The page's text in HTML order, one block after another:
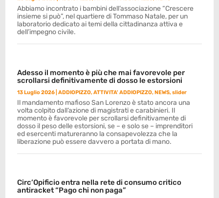
Abbiamo incontrato i bambini dell’associazione “Crescere
insieme si può”, nel quartiere di Tommaso Natale, per un
laboratorio dedicato ai temi della cittadinanza attiva e
dell’impegno civile.
Adesso il momento è più che mai favorevole per
scrollarsi definitivamente di dosso le estorsioni
13 Luglio 2026 |ADDIOPIZZO,ATTIVITA' ADDIOPIZZO,NEWS,slider
Il mandamento mafioso San Lorenzo è stato ancora una
volta colpito dall’azione di magistrati e carabinieri. Il
momento è favorevole per scrollarsi definitivamente di
dosso il peso delle estorsioni, se – e solo se – imprenditori
ed esercenti matureranno la consapevolezza che la
liberazione può essere davvero a portata di mano.
Circ’Opificio entra nella rete di consumo critico
antiracket “Pago chi non paga”